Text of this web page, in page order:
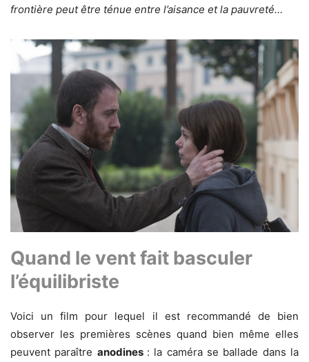
frontière peut être ténue entre l’aisance et la pauvreté…
Quand le vent fait basculer
l’équilibriste
Voici un film pour lequel il est recommandé de bien
observer les premières scènes quand bien même elles
peuvent paraître anodines : la caméra se ballade dans la